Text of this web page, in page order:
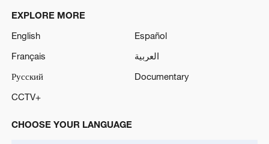
EXPLORE MORE
English
Español
Français
العربية
Русский
Documentary
CCTV+
CHOOSE YOUR LANGUAGE